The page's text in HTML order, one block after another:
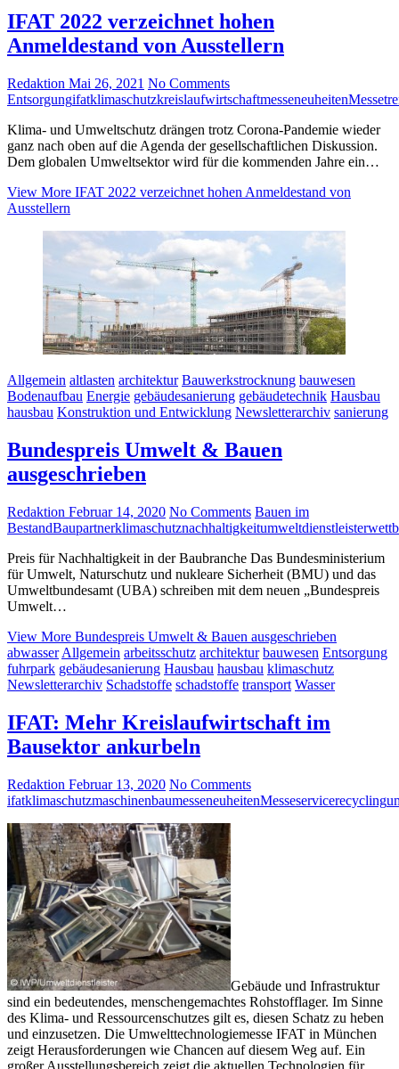
IFAT 2022 verzeichnet hohen
Anmeldestand von Ausstellern
Redaktion Mai 26, 2021 No Comments
Entsorgungifatklimaschutzkreislaufwirtschaftmesseneuheiten
Klima- und Umweltschutz drängen trotz Corona-Pandemie wieder
ganz nach oben auf die Agenda der gesellschaftlichen Diskussion.
Dem globalen Umweltsektor wird für die kommenden Jahre ein…
View More IFAT 2022 verzeichnet hohen Anmeldestand von
Ausstellern
Allgemein altlasten architektur Bauwerkstrocknung bauwesen
Bodenaufbau Energie gebäudesanierung gebäudetechnik Hausbau
hausbau Konstruktion und Entwicklung Newsletterarchiv sanierung
Bundespreis Umwelt & Bauen
ausgeschrieben
Redaktion Februar 14, 2020 No Comments Bauen im
BestandBaupartnerklimaschutznachhaltigkeitumweltdienstleister
Preis für Nachhaltigkeit in der Baubranche Das Bundesministerium
für Umwelt, Naturschutz und nukleare Sicherheit (BMU) und das
Umweltbundesamt (UBA) schreiben mit dem neuen „Bundespreis
Umwelt…
View More Bundespreis Umwelt & Bauen ausgeschrieben
abwasser Allgemein arbeitsschutz architektur bauwesen Entsorgung
fuhrpark gebäudesanierung Hausbau hausbau klimaschutz
Newsletterarchiv Schadstoffe schadstoffe transport Wasser
IFAT: Mehr Kreislaufwirtschaft im
Bausektor ankurbeln
Redaktion Februar 13, 2020 No Comments
ifatklimaschutzmaschinenbaumesseneuheitenMesseservicerecycling
Gebäude und Infrastruktur
sind ein bedeutendes, menschengemachtes Rohstofflager. Im Sinne
des Klima- und Ressourcenschutzes gilt es, diesen Schatz zu heben
und einzusetzen. Die Umwelttechnologiemesse IFAT in München
zeigt Herausforderungen wie Chancen auf diesem Weg auf. Ein
großer Ausstellungsbereich zeigt die aktuellen Technologien für